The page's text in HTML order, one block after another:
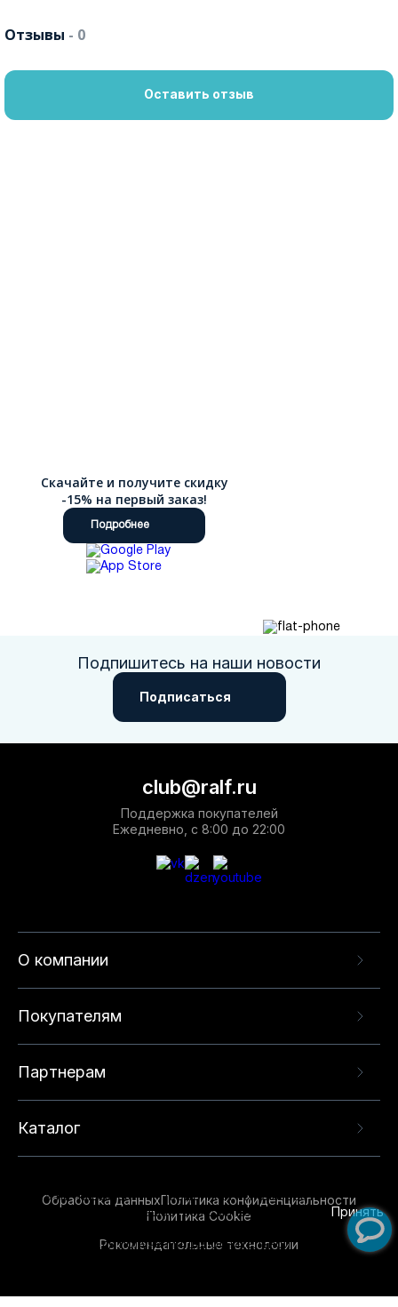
Отзывы - 0
Оставить отзыв
Скачайте и получите скидку
-15% на первый заказ!
Подробнее
Подпишитесь на наши новости
Подписаться
О компании
Покупателям
Партнерам
Каталог
club@ralf.ru
Поддержка покупателей
Ежедневно, с 8:00 до 22:00
Обработка данныхПолитика конфиденциальности
Политика Cookie
Рекомендательные технологии
опыта на нашем сайте. Продолжая использовать
данный сайт, вы соглашаетесь с использованием
технологий. Для получения дополнительной
Принять